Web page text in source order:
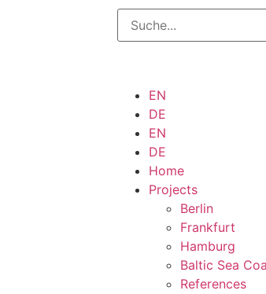
EN
DE
EN
DE
Home
Projects
Berlin
Frankfurt
Hamburg
Baltic Sea
References